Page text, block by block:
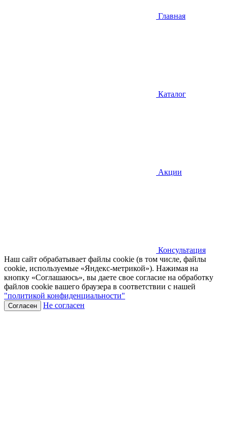
Главная
Каталог
Акции
Консультация
Наш сайт обрабатывает файлы cookie (в том числе, файлы
cookie, используемые «Яндекс-метрикой»). Нажимая на
кнопку «Соглашаюсь», вы даете свое согласие на обработку
файлов cookie вашего браузера в соответствии с нашей
"политикой конфиденциальности"
Согласен Не согласен